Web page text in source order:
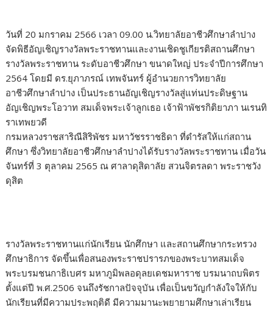
วันที่ 20 มกราคม 2566 เวลา 09.00 น.วิทยาลัยอาชีวศึกษาลำปาง
จัดพิธีอัญเชิญรางวัลพระราชทานและงานเชิดชูเกียรติสถานศึกษา
รางวัลพระราชทาน ระดับอาชีวศึกษา ขนาดใหญ่ ประจำปีการศึกษา
2564 โดยมี ดร.ยุภาภรณ์ เทพจันทร์ ผู้อำนวยการวิทยาลัย
อาชีวศึกษาลำปาง เป็นประธานอัญเชิญรางวัลสู่แท่นประดิษฐาน
อัญเชิญพระโอวาท สมเด็จพระเจ้าลูกเธอ เจ้าฟ้าพัชรกิติยาภา นเรนทิ
ราเทพยวดี
กรมหลวงราชสาริณีสิริพัชร มหาวัชรราชธิดา ที่ดำรัสให้แก่สถาน
ศึกษา ซึ่งวิทยาลัยอาชีวศึกษาลำปางได้รับรางวัลพระราชทาน เมื่อวัน
จันทร์ที่ 3 ตุลาคม 2565 ณ ศาลาดุสิดาลัย สวนจิตรลดา พระราชวัง
ดุสิต
รางวัลพระราชทานแก่นักเรียน นักศึกษา และสถานศึกษากระทรวง
ศึกษาธิการ จัดขึ้นเพื่อสนองพระราชปรารภของพระบาทสมเด็จ
พระบรมชนกาธิเบศร มหาภูมิพลอดุลยเดชมหาราช บรมนาถบพิตร
ตั้งแต่ปี พ.ศ.2506 จนถึงรัชกาลปัจจุบัน เพื่อเป็นขวัญกำลังใจให้กับ
นักเรียนที่มีความประพฤติดี มีความมานะพยายามศึกษาเล่าเรียน